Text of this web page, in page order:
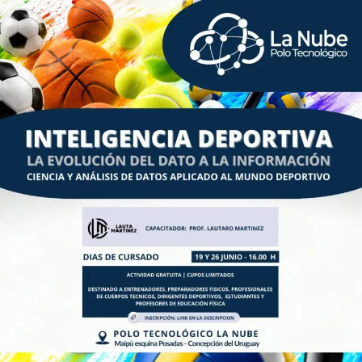
Jugaron juntos en el Mundial 2006, partido frente a México.
El fútbol, comomáxima expresión de la cultura popular de
nuestra patria, despierta pasiones que a menudo se
entrelazan con nuestra identidad nacional. Entendemos y
compartimos la emoción de estar entre los cuatro mejores
equipos del planeta. Sin embargo, como custodios de la
memoria de los 649 héroes que quedaron en las islas y
en las aguas del Atlántico Sur, consideramos fundamental
trazar una línea inquebrantable entre el fervor deportivo y
la causa nacional.
Desde esta Federación queremos manifestar:
• El deporte no es la guerra: El partido de semifinales es
un evento deportivo de alcance mundial, no una revancha
armada ni una compensación histórica. La soberanía se
defiende en los foros internacionales, con la diplomacia,
la verdad histórica y el reclamo pacífico e irrenunciable
que dicta nuestra Constitución Nacional.